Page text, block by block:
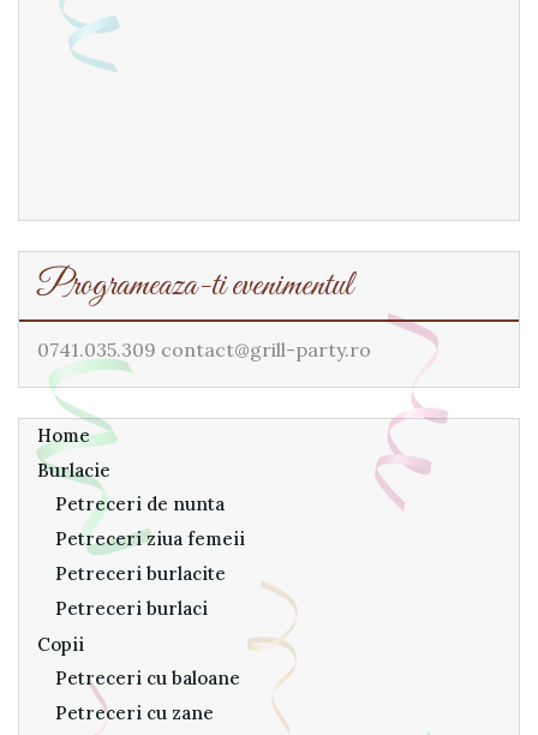
Programeaza-ti evenimentul
0741.035.309 contact@grill-party.ro
Home
Burlacie
Petreceri de nunta
Petreceri ziua femeii
Petreceri burlacite
Petreceri burlaci
Copii
Petreceri cu baloane
Petreceri cu zane